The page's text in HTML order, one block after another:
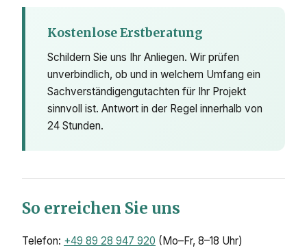
Kostenlose Erstberatung
Schildern Sie uns Ihr Anliegen. Wir prüfen
unverbindlich, ob und in welchem Umfang ein
Sachverständigengutachten für Ihr Projekt
sinnvoll ist. Antwort in der Regel innerhalb von
24 Stunden.
So erreichen Sie uns
Telefon: +49 89 28 947 920 (Mo–Fr, 8–18 Uhr)